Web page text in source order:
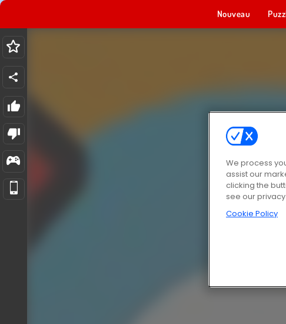
Nouveau
We process
assist our
clicking the
see our
Cookie Policy